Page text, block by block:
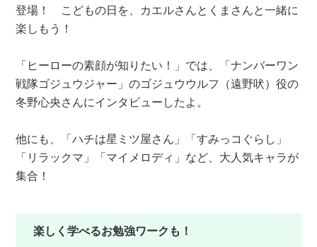
登場！ こどもの日を、カエルさんとくまさんと一緒に
楽しもう！
「ヒーローの素顔が知りたい！」では、「ナンバーワン
戦隊ゴジュウジャー」のゴジュウウルフ（遠野吠）役の
冬野心央さんにインタビューしたよ。
他にも、「ハチは星ミツ屋さん」「すみっコぐらし」
「リラックマ」「マイメロディ」など、大人気キャラが
集合！
楽しく学べるお勉強ワークも！